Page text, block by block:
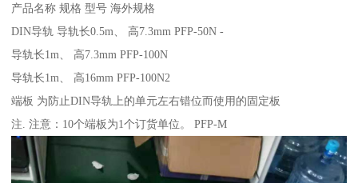
产品名称 规格 型号 海外规格
DIN导轨 导轨长0.5m、 高7.3mm PFP-50N -
导轨长1m、 高7.3mm PFP-100N
导轨长1m、 高16mm PFP-100N2
端板 为防止DIN导轨上的单元左右错位而使用的固定板
注. 注意：10个端板为1个订货单位。 PFP-M